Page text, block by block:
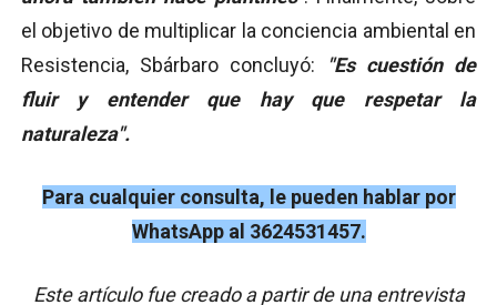
el objetivo de multiplicar la conciencia ambiental en
Resistencia, Sbárbaro concluyó:
"Es cuestión de
fluir y entender que hay que respetar la
naturaleza".
Para cualquier consulta, le pueden hablar por
WhatsApp al 3624531457.
Este artículo fue creado a partir de una entrevista